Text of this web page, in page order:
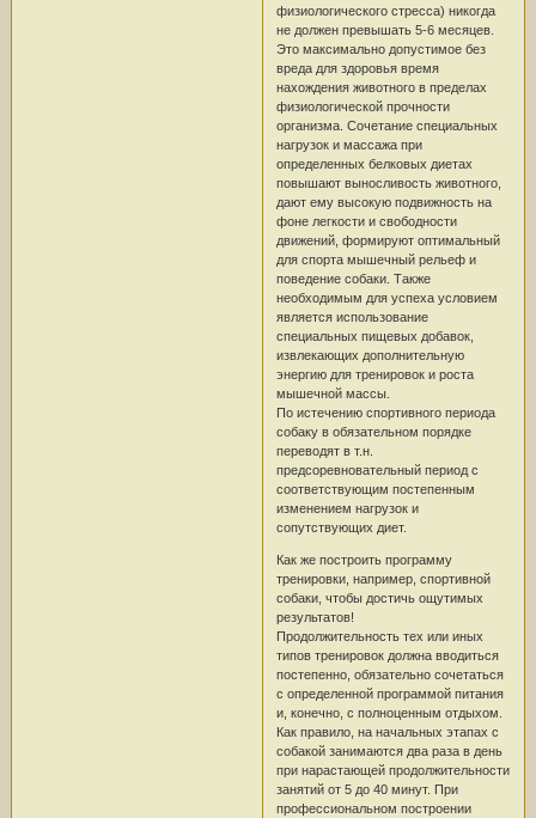
физиологического стресса) никогда
не должен превышать 5-6 месяцев.
Это максимально допустимое без
вреда для здоровья время
нахождения животного в пределах
физиологической прочности
организма. Сочетание специальных
нагрузок и массажа при
определенных белковых диетах
повышают выносливость животного,
дают ему высокую подвижность на
фоне легкости и свободности
движений, формируют оптимальный
для спорта мышечный рельеф и
поведение собаки. Также
необходимым для успеха условием
является использование
специальных пищевых добавок,
извлекающих дополнительную
энергию для тренировок и роста
мышечной массы.
По истечению спортивного периода
собаку в обязательном порядке
переводят в т.н.
предсоревновательный период с
соответствующим постепенным
изменением нагрузок и
сопутствующих диет.
Как же построить программу
тренировки, например, спортивной
собаки, чтобы достичь ощутимых
результатов!
Продолжительность тех или иных
типов тренировок должна вводиться
постепенно, обязательно сочетаться
с определенной программой питания
и, конечно, с полноценным отдыхом.
Как правило, на начальных этапах с
собакой занимаются два раза в день
при нарастающей продолжительности
занятий от 5 до 40 минут. При
профессиональном построении